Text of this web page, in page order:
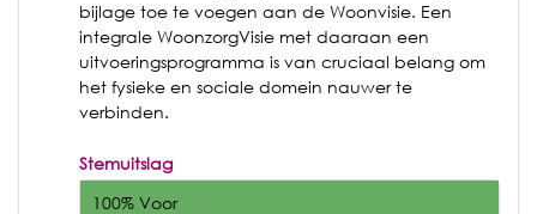
bijlage toe te voegen aan de Woonvisie. Een
integrale WoonzorgVisie met daaraan een
uitvoeringsprogramma is van cruciaal belang om
het fysieke en sociale domein nauwer te
verbinden.
Stemuitslag
100% Voor